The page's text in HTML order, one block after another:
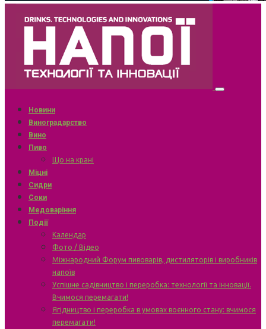
Новини
Виноградарство
Вино
Пиво
Що на крані
Міцні
Сидри
Соки
Медоваріння
Події
Календар
Фото / Відео
Міжнародний Форум пивоварів, дистиляторів і виробників
напоїв
Успішне садівництво і переробка: технології та інновації.
Вчимося перемагати!
Ягідництво і переробка в умовах воєнного стану: вчимося
перемагати!